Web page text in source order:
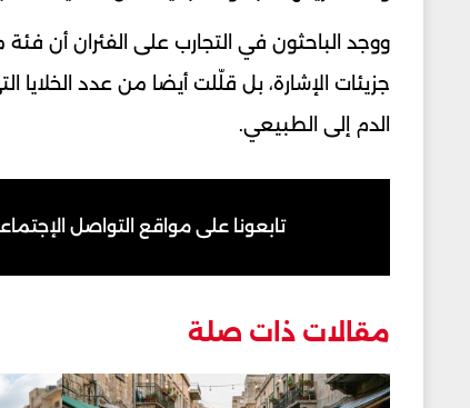
ووجد الباحثون في التجارب على الفئران أن
جزيئات الإشارة، بل قلّلت أيضا من عدد
الدم إلى الطبيعي.
تابعونا على مواقع التواصل
مقالات ذات صلة